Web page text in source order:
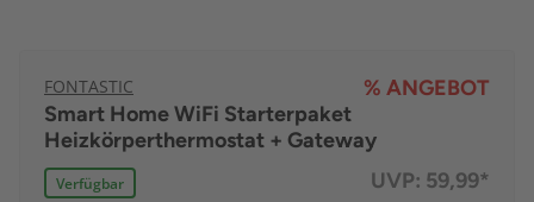
FONTASTIC
% ANGEBOT
Smart Home WiFi Starterpaket
Heizkörperthermostat + Gateway
Verfügbar
UVP: 59,99*